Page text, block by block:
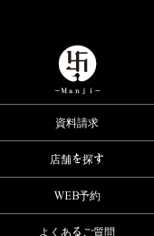
資料請求
店舗を探す
WEB予約
よくあるご質問